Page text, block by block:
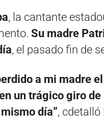
, la cantante
Su madre
, el pasado fin de
a mi madre
un trágico giro
día”, cdetalló